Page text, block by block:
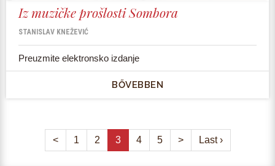
Iz muzičke prošlosti Sombora
STANISLAV KNEŽEVIĆ
Preuzmite elektronsko izdanje
BŐVEBBEN
< 1 2 3 4 5 > Last ›